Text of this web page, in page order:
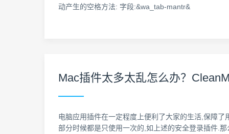
动产生的空格方法: 字段:&wa_tab-mantr&
Mac插件太多太乱怎么办？
电脑应用插件在一定程度上便利了大家的生活,保障
部分时候都是只使用一次的,如上述的安全登录插件.